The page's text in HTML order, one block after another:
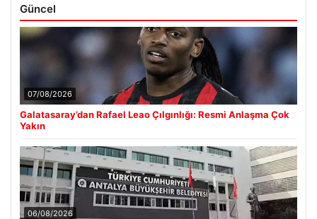
Güncel
07/08/2026
Galatasaray’dan Rafael Leao Çılgınlığı: Resmi Anlaşma Çok
Yakın
06/08/2026